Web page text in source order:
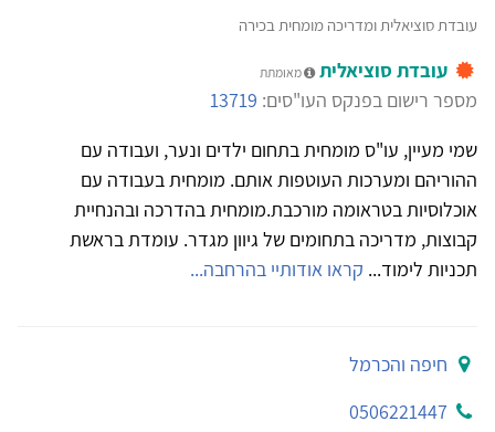
עובדת סוציאלית ומדריכה מומחית בכירה
עובדת סוציאלית מאומתת
מספר רישום בפנקס העו"סים: 13719
שמי מעיין, עו"ס מומחית בתחום ילדים ונער, ועבודה עם
ההוריהם ומערכות העוטפות אותם. מומחית בעבודה עם
אוכלוסיות בטראומה מורכבת.מומחית בהדרכה ובהנחיית
קבוצות, מדריכה בתחומים של גיוון מגדר. עומדת בראשת
תכניות לימוד... קראו אודותיי בהרחבה...
חיפה והכרמל
0506221447